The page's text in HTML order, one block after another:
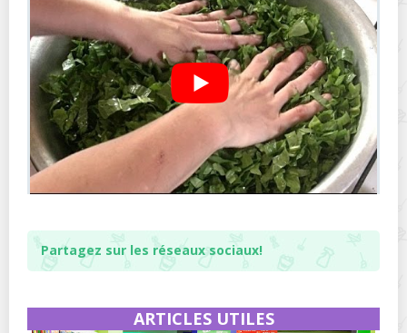
Partagez sur les réseaux sociaux!
ARTICLES UTILES